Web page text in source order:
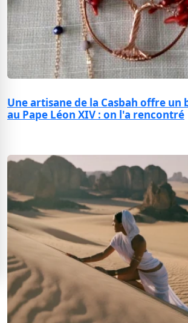
Une artisane de la Casbah offre un
au Pape Léon XIV : on l'a rencontré